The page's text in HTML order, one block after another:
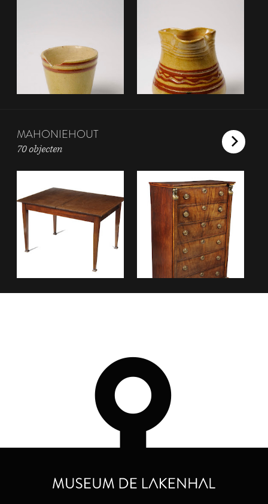
MAHONIEHOUT
70 objecten